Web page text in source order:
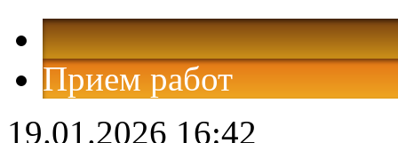
Прием работ
19.01.2026 16:42